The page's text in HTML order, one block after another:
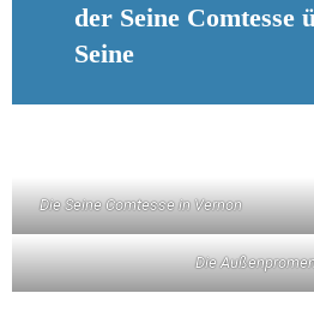
der Seine Comtesse
Seine
Die Seine Comtesse in Vernon
Die